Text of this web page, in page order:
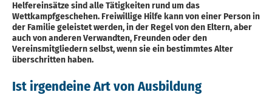
Helfereinsätze sind alle Tätigkeiten rund um das
Wettkampfgeschehen. Freiwillige Hilfe kann von einer Person in
der Familie geleistet werden, in der Regel von den Eltern, aber
auch von anderen Verwandten, Freunden oder den
Vereinsmitgliedern selbst, wenn sie ein bestimmtes Alter
überschritten haben.
Ist irgendeine Art von Ausbildung